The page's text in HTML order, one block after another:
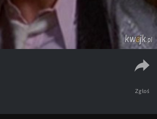
Zgłoś